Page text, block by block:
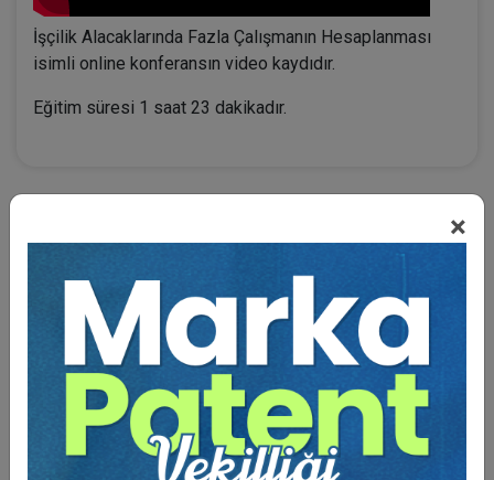
×
İşçilik Alacaklarında Fazla Çalışmanın Hesaplanması
isimli online konferansın video kaydıdır.
Eğitim süresi 1 saat 23 dakikadır.
BENZER VIDEO EĞITIMLER
Video Eğitim Abonesi Ol: Sadece 5490 TL / Yıllık
Tüketici Hukuku Enstitüsü